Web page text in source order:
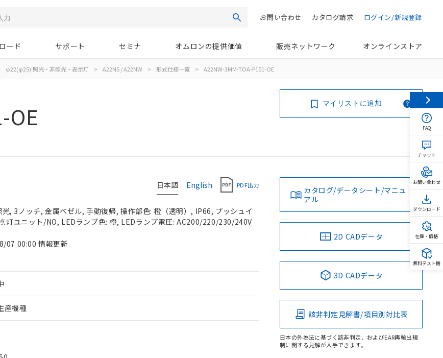
検索 ログイン/新規登録
カタログ請求
お問い合わせ
ード サポート セミナ オムロンの提供価値 販売ネットワーク オンラインストア
φ22(φ25):照光・非照光・表示灯 > A22NS / A22NW > 形式仕様一覧 > A22NW-3MM-TOA-P101-OE
OE マイリストに追加
日本語 English PDF出力
, 3ノッチ, 金属ベゼル, 手動復帰, 操作部色: 橙（透明）, IP66, プッシュイ
灯ユニット/NO, LEDランプ色: 橙, LEDランプ電圧: AC200/220/230/240V
07 00:00 情報更新
産機種
カタログ/データシート/マニュ
アル
2D CADデータ
3D CADデータ
該非判定見解書/項目別対比表
日本の外為法に基づく該非判定、およびEAR再輸出規
制に関する見解が入手できます。
FAQ
チャット
お問い合わせ
ダウンロード
在庫・価格
無料テスト機